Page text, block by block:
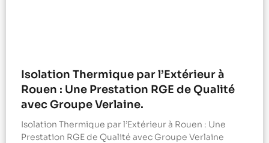
Isolation Thermique par l’Extérieur à
Rouen : Une Prestation RGE de Qualité
avec Groupe Verlaine.
Isolation Thermique par l’Extérieur à Rouen : Une
Prestation RGE de Qualité avec Groupe Verlaine